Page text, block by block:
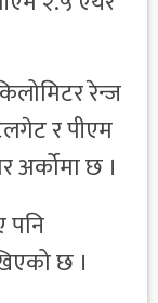
रेन्ज
र पीएम
अर्कोमा छ ।
पनि
छ ।